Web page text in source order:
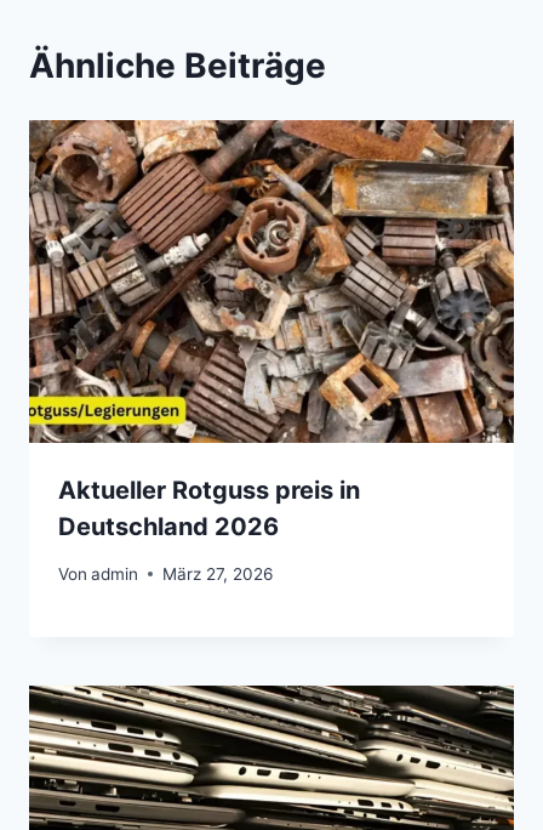
Ähnliche Beiträge
Aktueller Rotguss preis in
Deutschland 2026
Von admin März 27, 2026